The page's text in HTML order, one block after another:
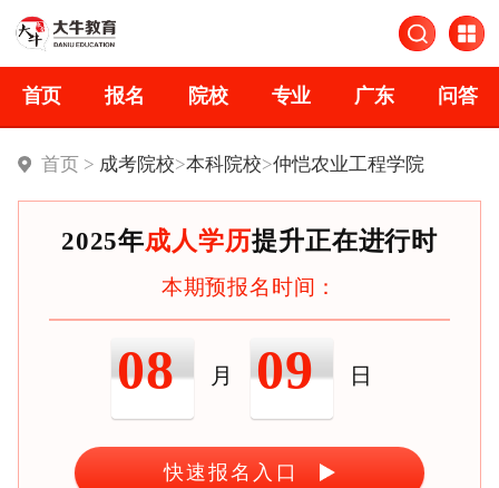
首页 报名 院校 专业 广东 问答
首页 > 成考院校>本科院校>仲恺农业工程学院
2025年成人学历提升正在进行时
本期预报名时间：
08 月 09 日
快速报名入口